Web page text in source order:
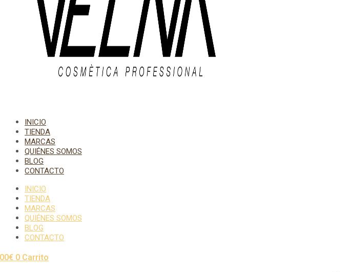
INICIO
TIENDA
MARCAS
QUIÉNES SOMOS
BLOG
CONTACTO
INICIO
TIENDA
MARCAS
QUIÉNES SOMOS
BLOG
CONTACTO
€ 0 Carrito